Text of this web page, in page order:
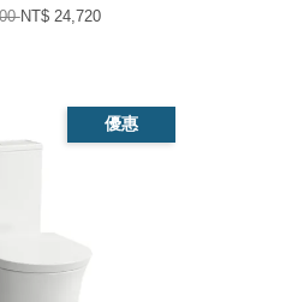
NT$ 24,720
優惠